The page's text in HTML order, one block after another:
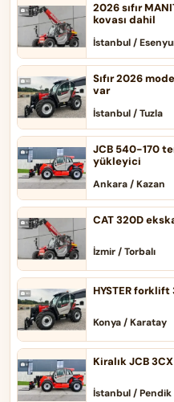
2026 sıfır
kovası dahil
İstanbul /
Sıfır 2026
var
İstanbul / Tuzla
JCB 540-170
yükleyici
Ankara / Kazan
CAT 320D
İzmir / Torbalı
HYSTER
Konya / Karatay
Kiralık JCB
İstanbul / Pendik